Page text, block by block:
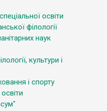
освіти
філології
наук
культури і
і спорту